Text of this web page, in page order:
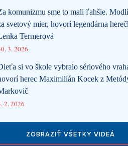
komunizmu sme to mali ľahšie.
svetový mier, hovorí legendárna
Termerová
3. 2026
si vo škole vybralo sériového
herec Maximilián Kocek z
2. 2026
ZOBRAZIŤ VŠETKY VIDEÁ